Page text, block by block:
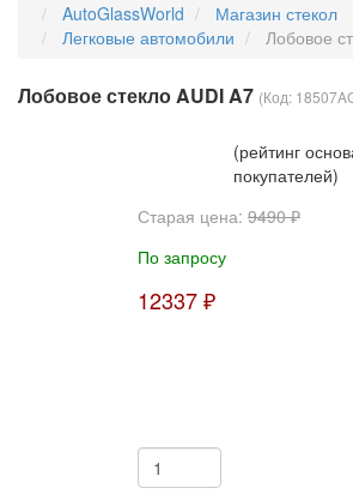
AutoGlassWorld
Магазин стекол
Легковые автомобили
Лобовое
Лобовое стекло AUDI A7 (Код:
(рейтинг
покупателей)
Старая цена: 9490 ₽
По запросу
12337 ₽